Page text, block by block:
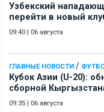
Узбекский
перейти в новый
09:40 | 06 августа
ГЛАВНЫЕ НОВОСТИ /
Кубок Азии (U-20):
сборной
09:35 | 06 августа